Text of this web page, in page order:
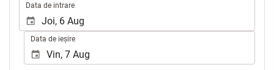
Data de intrare
Data de ieșire